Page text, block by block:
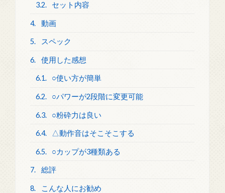
3.2. セット内容
4. 動画
5. スペック
6. 使用した感想
6.1. ○使い方が簡単
6.2. ○パワーが2段階に変更可能
6.3. ○粉砕力は良い
6.4. △動作音はそこそこする
6.5. ○カップが3種類ある
7. 総評
8. こんな人にお勧め